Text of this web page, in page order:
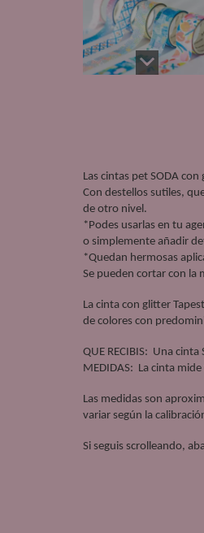
Las cintas pet SODA
Con destellos sutiles,
de otro nivel.
*Podes usarlas en tu
o simplemente añadir
*Quedan hermosas
Se pueden cortar con la
La cinta con glitter
de colores con
QUE RECIBIS:  Una
MEDIDAS:  La cinta
Las medidas son
variar según la
Si seguis scrolleando,